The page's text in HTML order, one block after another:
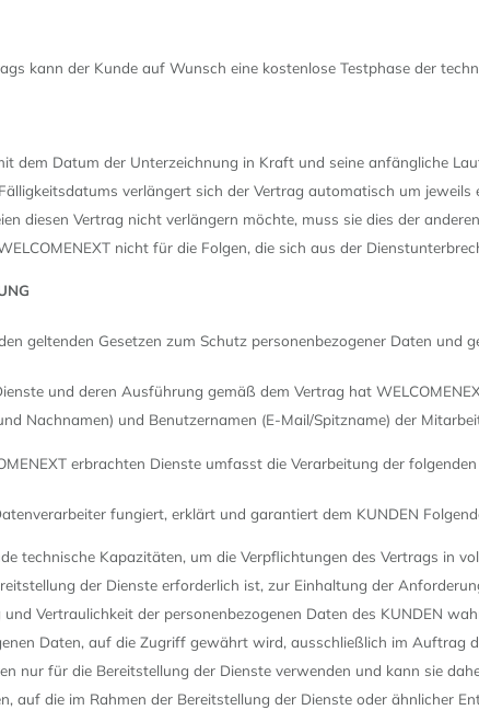
kann der Kunde auf Wunsch eine kostenlose Testphase der
dem Datum der Unterzeichnung in Kraft und seine anfängliche
verlängert sich der Vertrag automatisch um
diesen Vertrag nicht verlängern möchte, muss sie dies der
nicht für die Folgen, die sich aus der
geltenden Gesetzen zum Schutz personenbezogener Daten und
und deren Ausführung gemäß dem Vertrag hat
Nachnamen) und Benutzernamen (E-Mail/Spitzname) der
erbrachten Dienste umfasst die Verarbeitung der
fungiert, erklärt und garantiert dem KUNDEN
technische Kapazitäten, um die Verpflichtungen des Vertrags in
der Dienste erforderlich ist, zur Einhaltung der
Vertraulichkeit der personenbezogenen Daten des KUNDEN
Daten, auf die Zugriff gewährt wird, ausschließlich im Auftrag
nur für die Bereitstellung der Dienste verwenden und kann sie
auf die im Rahmen der Bereitstellung der Dienste oder ähnlicher